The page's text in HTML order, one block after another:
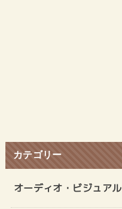
カテゴリー
オーディオ・ビジュアル